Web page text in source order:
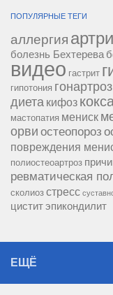
ПОПУЛЯРНЫЕ ТЕГИ
аллергия
болезнь Бехтерева
видео гастрит
гипотония гонартроз
диета кифоз
мастопатия мениск
орви остеопороз
повреждения
полиостеоартроз
ревматическая
сколиоз стресс
циститэпикондилит
ЕЩЁ